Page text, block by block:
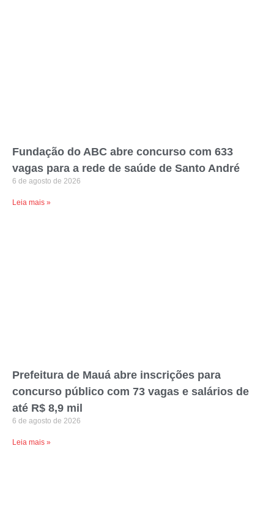
Fundação do ABC abre concurso com 633
vagas para a rede de saúde de Santo André
6 de agosto de 2026
Leia mais »
Prefeitura de Mauá abre inscrições para
concurso público com 73 vagas e salários de
até R$ 8,9 mil
6 de agosto de 2026
Leia mais »